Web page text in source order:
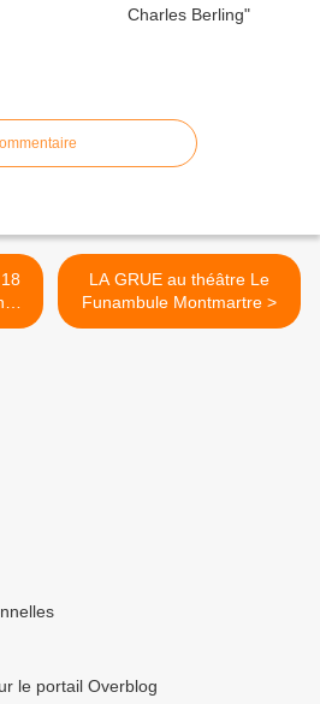
LA GRUE au théâtre Le
Funambule Montmartre >
le portail Overblog